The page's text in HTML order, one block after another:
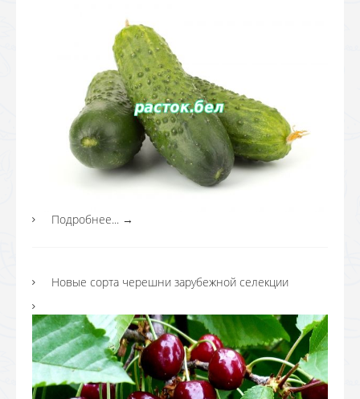
Подробнее... →
Новые сорта черешни зарубежной селекции